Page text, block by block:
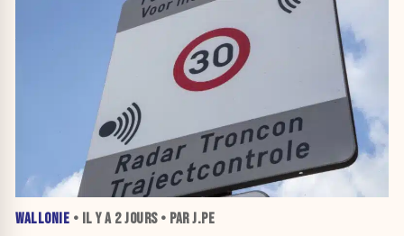
WALLONIE • IL Y A 2 JOURS• PAR J.PE